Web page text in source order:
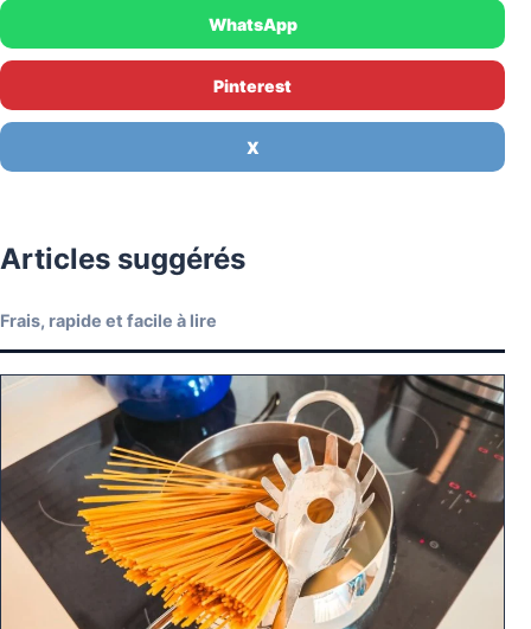
WhatsApp
Pinterest
X
Articles suggérés
Frais, rapide et facile à lire